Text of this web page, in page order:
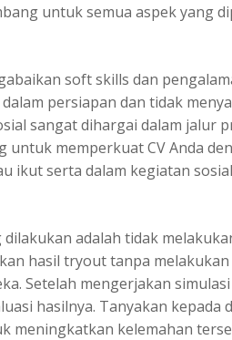
untuk semua aspek yang
soft skills dan
persiapan dan tidak
sangat dihargai dalam jalur
memperkuat CV Anda
ikut serta dalam kegiatan
adalah tidak
hasil tryout tanpa
Setelah mengerjakan
hasilnya. Tanyakan kepada
meningkatkan kelemahan